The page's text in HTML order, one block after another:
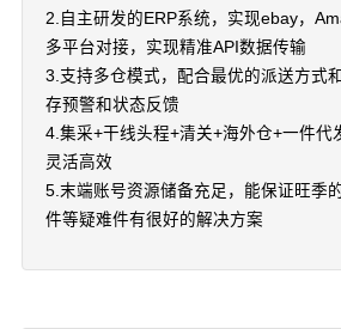
2.自主研发的ERP系统，实现ebay，
多平台对接，实现精准API数据传输
3.支持多仓模式，配合最优的派送方式
存预警和状态反馈
4.集采+干线头程+清关+海外仓+一件代
灵活高效
5.末端账号资源储备充足，能保证旺季
件等疑难件有很好的解决方案